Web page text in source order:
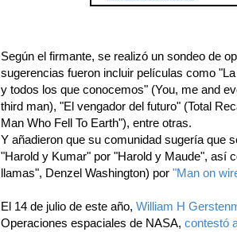
Según el firmante, se realizó un sondeo de
sugerencias fueron incluir películas como
y todos los que conocemos" (You, me and
third man), "El vengador del futuro" (Total
Man Who Fell To Earth"), entre otras.
Y añadieron que su comunidad sugería que
"Harold y Kumar" por "Harold y Maude", así
llamas", Denzel Washington) por "Man on
El 14 de julio de este año, William H
Operaciones espaciales de NASA, contestó